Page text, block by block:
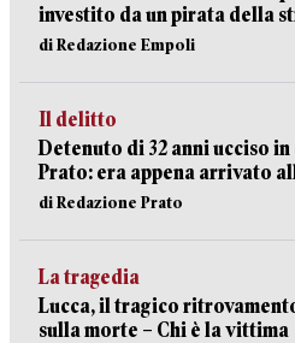
investito da un pirata della
di Redazione Empoli
Il delitto
Detenuto di 32 anni ucciso
Prato: era appena arrivato
di Redazione Prato
La tragedia
Lucca, il tragico
sulla morte – Chi è la vittima